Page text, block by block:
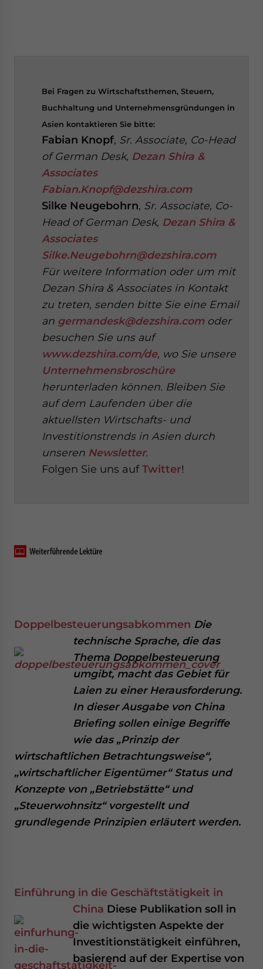
Bei Fragen zu Wirtschaftsthemen, Steuern,
Buchhaltung und Unternehmensgründungen in
Asien kontaktieren Sie bitte:
Fabian Knopf, Sr. Associate, Co-Head
of German Desk, Dezan Shira &
Associates
Fabian.Knopf@dezshira.com
Silke Neugebohrn, Sr. Associate, Co-
Head of German Desk, Dezan Shira &
Associates
Silke.Neugebohrn@dezshira.com
Für weitere Information oder um mit
Dezan Shira & Associates in Kontakt
zu treten, senden bitte Sie eine Email
an germandesk@dezshira.comoder
besuchen Sie uns auf
www.dezshira.com/de, wo Sie unsere
Unternehmensbroschüre
herunterladen können. Bleiben Sie
auf dem Laufenden über die
aktuellsten Wirtschafts- und
Investitionstrends in Asien durch
unseren Newsletter.
Folgen Sie uns aufTwitter!
Doppelbesteuerungsabkommen Die
technische Sprache, die das
Thema Doppelbesteuerung
umgibt, macht das Gebiet für
Laien zu einer Herausforderung.
In dieser Ausgabe von China
Briefing sollen einige Begriffe
wie das „Prinzip der
wirtschaftlichen Betrachtungsweise“,
„wirtschaftlicher Eigentümer“ Status und
Konzepte von „Betriebstätte“ und
„Steuerwohnsitz“ vorgestellt und
grundlegende Prinzipien erläutert werden.
Einführung in die Geschäftstätigkeit in
China Diese Publikation soll in
die wichtigsten Aspekte der
Investitionstätigkeit einführen,
basierend auf der Expertise von